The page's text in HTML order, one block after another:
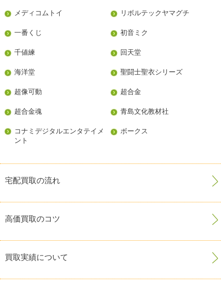
メディコムトイ リボルテックヤマグチ
一番くじ 初音ミク
千値練 回天堂
海洋堂 聖闘士聖衣シリーズ
超像可動 超合金
超合金魂 青島文化教材社
コナミデジタルエンタテイメ
ント
ボークス
宅配買取の流れ
高価買取のコツ
買取実績について